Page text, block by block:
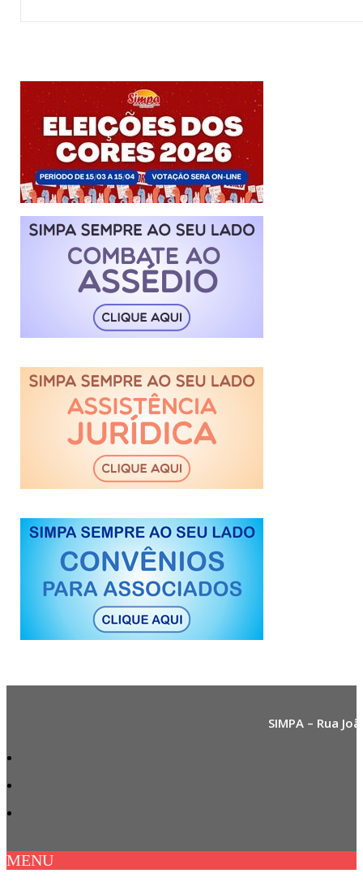
SIMPA – Rua
MENU